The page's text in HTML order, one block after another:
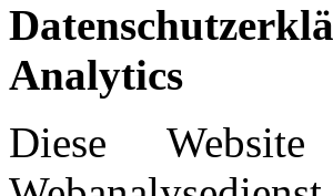
Analytics
Diese